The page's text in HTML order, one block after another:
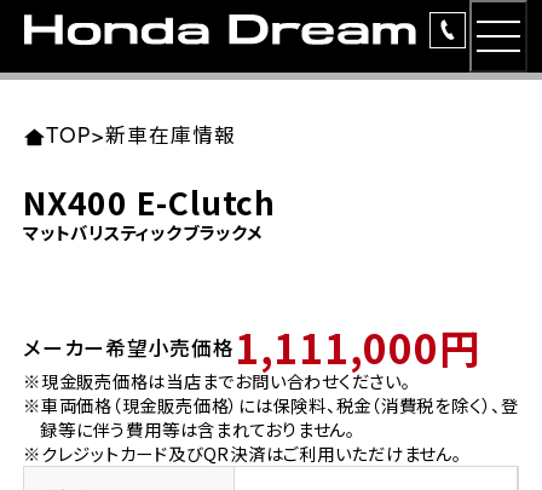
ラインアップ
レンタルバイク
洋用品
TOP>新車在庫情報
NX400 E-Clutch
マットバリスティックブラックメ
メーカー希望小売価格 1,111,000円
※現金販売価格は当店までお問い合わせください。
※車両価格（現金販売価格）には保険料、税金（消費税を除く）、登
録等に伴う費用等は含まれておりません。
※クレジットカード及びQR決済はご利用いただけません。
東北エリア 店舗一覧
岩手県
宮城県
ホンダドリーム 仙台泉
関東エリア 店舗一覧
東京都
ホンダドリーム 西東京
ホンダドリーム 練馬
中部エリア 店舗一覧
愛知県
ホンダドリーム 名古屋南
ホンダドリーム 小牧
近畿エリア 店舗一覧
大阪府
ホンダドリーム 箕面
ホンダドリーム 藤井寺
中国・四国エリア 店舗一覧
岡山県
広島県
ホンダドリーム 広島
九州エリア 店舗一覧
福岡県
ホンダドリーム 福岡東
ホンダドリーム 久留米